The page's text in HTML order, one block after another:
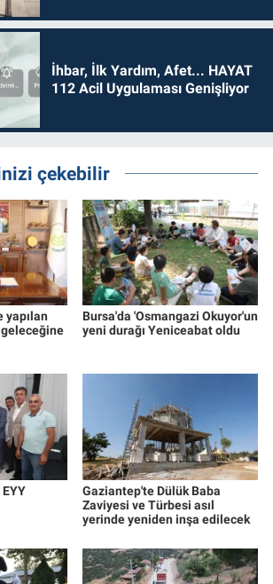
İhbar, İlk Yardım, Afet... HAYAT
112 Acil Uygulaması Genişliyor
çekebilir
yapılan
geleceğine
Bursa'da 'Osmangazi Okuyor'un
yeni durağı Yeniceabat oldu
Gaziantep'te Dülük Baba
Zaviyesi ve Türbesi asıl
yerinde yeniden inşa edilecek